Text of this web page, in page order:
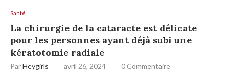
Santé
La chirurgie de la cataracte est délicate
pour les personnes ayant déjà subi une
kératotomie radiale
ParHeygirls avril 26, 2024 0 Commentaire